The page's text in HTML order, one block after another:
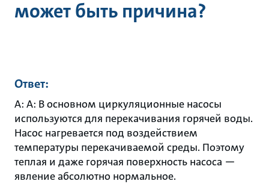
может быть причина?
Ответ:
A: A: В основном циркуляционные насосы
используются для перекачивания горячей воды.
Насос нагревается под воздействием
температуры перекачиваемой среды. Поэтому
теплая и даже горячая поверхность насоса —
явление абсолютно нормальное.